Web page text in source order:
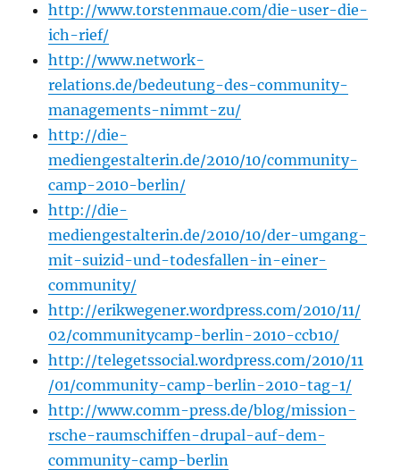
http://www.torstenmaue.com/die-user-die-
ich-rief/
http://www.network-
relations.de/bedeutung-des-community-
managements-nimmt-zu/
http://die-
mediengestalterin.de/2010/10/community-
camp-2010-berlin/
http://die-
mediengestalterin.de/2010/10/der-umgang-
mit-suizid-und-todesfallen-in-einer-
community/
http://erikwegener.wordpress.com/2010/11/
02/communitycamp-berlin-2010-ccb10/
http://telegetssocial.wordpress.com/2010/11
/01/community-camp-berlin-2010-tag-1/
http://www.comm-press.de/blog/mission-
rsche-raumschiffen-drupal-auf-dem-
community-camp-berlin